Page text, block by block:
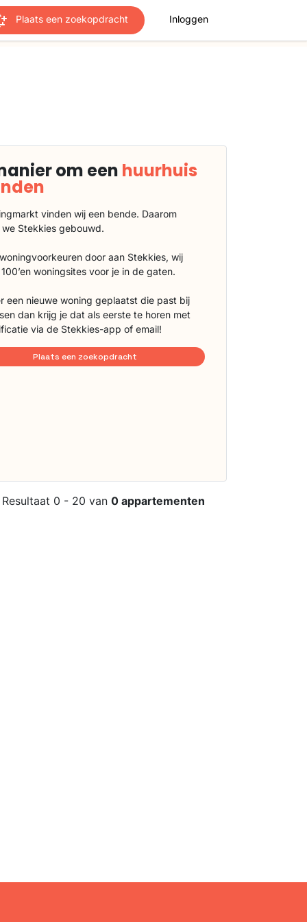
Plaats een zoekopdracht Inloggen
om een huurhuis
vinden wij een bende. Daarom
Stekkies gebouwd.
door aan Stekkies, wij
woningsites voor je in de gaten.
een nieuwe woning geplaatst die past bij
dan krijg je dat als eerste te horen met
via de Stekkies-app of email!
Plaats een zoekopdracht
Resultaat 0 - 20 van 0 appartementen